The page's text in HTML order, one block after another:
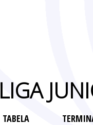
LIGA
TABELA